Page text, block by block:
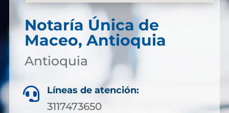
Notaría Única de
Maceo, Antioquia
Antioquia
 Líneas de atención:
3117473650